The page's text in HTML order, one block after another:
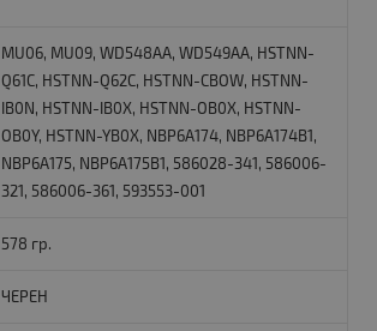
MU06, MU09, WD548AA, WD549AA, HSTNN-
Q61C, HSTNN-Q62C, HSTNN-CBOW, HSTNN-
IB0N, HSTNN-IB0X, HSTNN-OB0X, HSTNN-
OB0Y, HSTNN-YB0X, NBP6A174, NBP6A174B1,
NBP6A175, NBP6A175B1, 586028-341, 586006-
321, 586006-361, 593553-001
578 гр.
ЧЕРЕН